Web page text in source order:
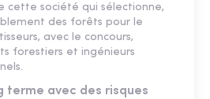
cette société qui sélectionne,
des forêts pour le
avec le concours,
forestiers et ingénieurs
terme avec des risques